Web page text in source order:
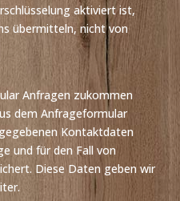
aktiviert ist,
übermitteln, nicht von
Anfragen zukommen
dem Anfrageformular
Kontaktdaten
und für den Fall von
Diese Daten geben wir